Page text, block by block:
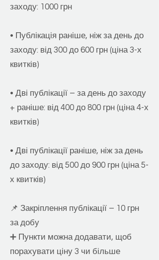
заходу: 1000 грн
• Публікація раніше, ніж за день до
заходу: від 300 до 600 грн (ціна 3-х
квитків)
• Дві публікації – за день до заходу
+ раніше: від 400 до 800 грн (ціна 4-х
квитків)
• Дві публікації раніше, ніж за день
до заходу: від 500 до 900 грн (ціна 5-
х квитків)
📌 Закріплення публікації – 10 грн
за добу
➕ Пункти можна додавати, щоб
порахувати ціну 3 чи більше